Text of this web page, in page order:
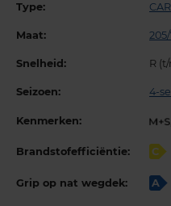
Type:
Maat: 205/
Snelheid: R
Seizoen: 4-
Kenmerken:
Brandstofefficiëntie: C
Grip op nat wegdek: A